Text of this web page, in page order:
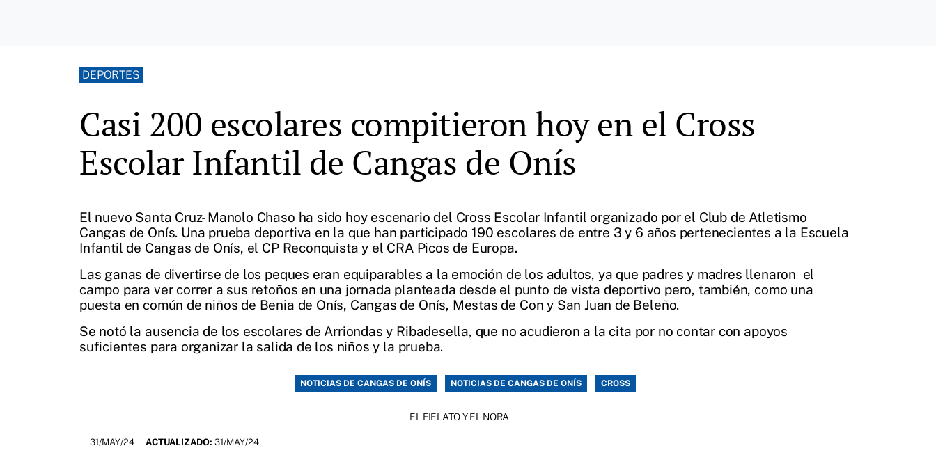
DEPORTES
Casi 200 escolares compitieron hoy en el Cross
Escolar Infantil de Cangas de Onís
El nuevo Santa Cruz- Manolo Chaso ha sido hoy escenario del Cross Escolar Infantil organizado por el Club de Atletismo
Cangas de Onís. Una prueba deportiva en la que han participado 190 escolares de entre 3 y 6 años pertenecientes a la Escuela
Infantil de Cangas de Onís, el CP Reconquista y el CRA Picos de Europa.
Las ganas de divertirse de los peques eran equiparables a la emoción de los adultos, ya que padres y madres llenaron el
campo para ver correr a sus retoños en una jornada planteada desde el punto de vista deportivo pero, también, como una
puesta en común de niños de Benia de Onís, Cangas de Onís, Mestas de Con y San Juan de Beleño.
Se notó la ausencia de los escolares de Arriondas y Ribadesella, que no acudieron a la cita por no contar con apoyos
suficientes para organizar la salida de los niños y la prueba.
NOTICIAS DE CANGAS DE ONÍS NOTICIAS DE CANGAS DE ONÍS CROSS
EL FIELATO Y EL NORA
31/MAY/24 ACTUALIZADO: 31/MAY/24